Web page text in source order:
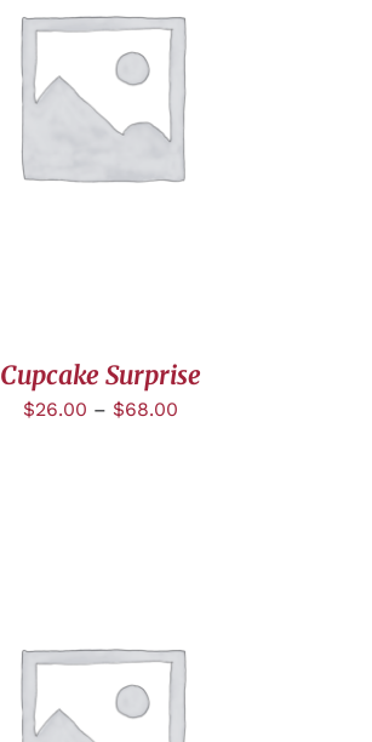
DÉTAILS
Cupcake Surprise
$26.00 – $68.00
DÉTAILS